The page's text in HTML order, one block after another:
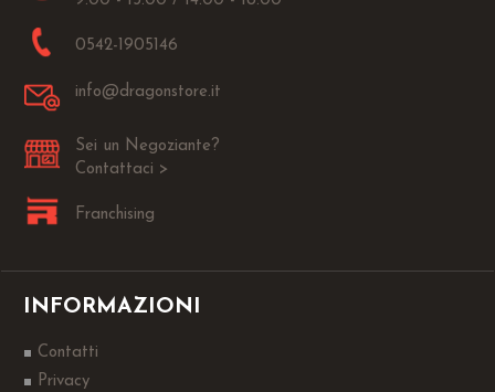
0542-1905146
info@dragonstore.it
Sei un Negoziante?
Contattaci >
Franchising
INFORMAZIONI
Contatti
Privacy